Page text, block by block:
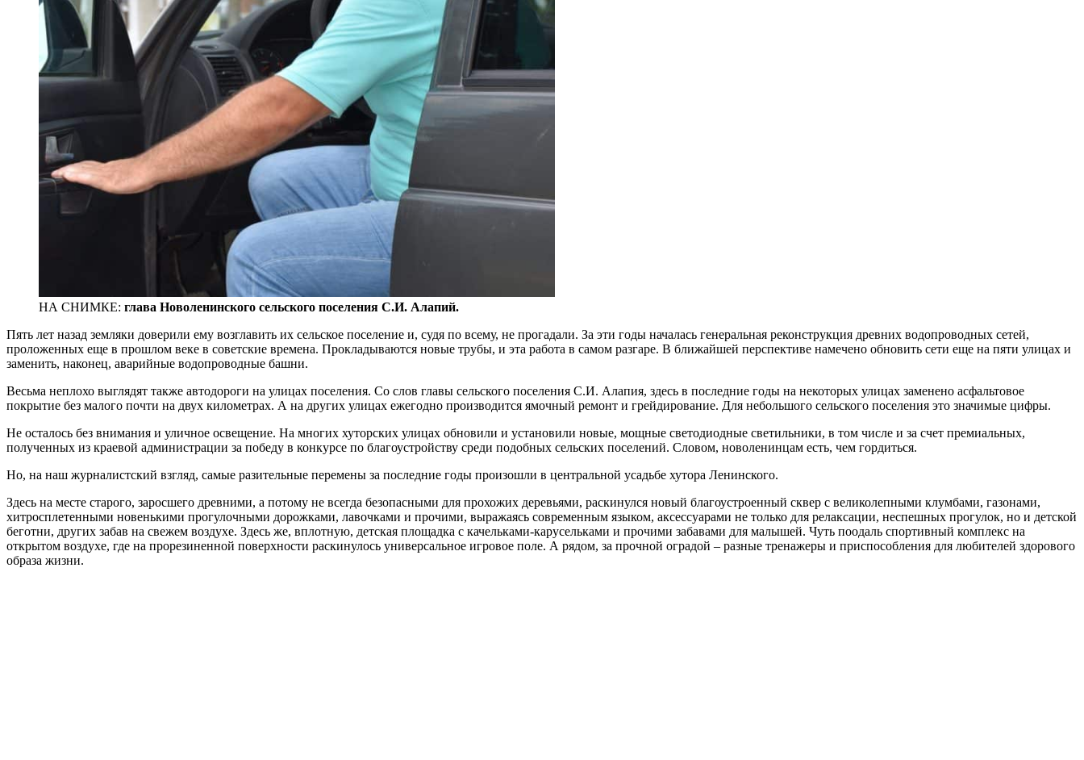
НА СНИМКЕ: глава Новоленинского сельского поселения С.И. Алапий.
Пять лет назад земляки доверили ему возглавить их сельское поселение и, судя по всему, не прогадали. За эти годы началась генеральная реконструкция древних водопроводных сетей,
проложенных еще в прошлом веке в советские времена. Прокладываются новые трубы, и эта работа в самом разгаре. В ближайшей перспективе намечено обновить сети еще на пяти улицах и
заменить, наконец, аварийные водопроводные башни.
Весьма неплохо выглядят также автодороги на улицах поселения. Со слов главы сельского поселения С.И. Алапия, здесь в последние годы на некоторых улицах заменено асфальтовое
покрытие без малого почти на двух километрах. А на других улицах ежегодно производится ямочный ремонт и грейдирование. Для небольшого сельского поселения это значимые цифры.
Не осталось без внимания и уличное освещение. На многих хуторских улицах обновили и установили новые, мощные светодиодные светильники, в том числе и за счет премиальных,
полученных из краевой администрации за победу в конкурсе по благоустройству среди подобных сельских поселений. Словом, новоленинцам есть, чем гордиться.
Но, на наш журналистский взгляд, самые разительные перемены за последние годы произошли в центральной усадьбе хутора Ленинского.
Здесь на месте старого, заросшего древними, а потому не всегда безопасными для прохожих деревьями, раскинулся новый благоустроенный сквер с великолепными клумбами, газонами,
хитросплетенными новенькими прогулочными дорожками, лавочками и прочими, выражаясь современным языком, аксессуарами не только для релаксации, неспешных прогулок, но и детской
беготни, других забав на свежем воздухе. Здесь же, вплотную, детская площадка с качельками-карусельками и прочими забавами для малышей. Чуть поодаль спортивный комплекс на
открытом воздухе, где на прорезиненной поверхности раскинулось универсальное игровое поле. А рядом, за прочной оградой – разные тренажеры и приспособления для любителей здорового
образа жизни.